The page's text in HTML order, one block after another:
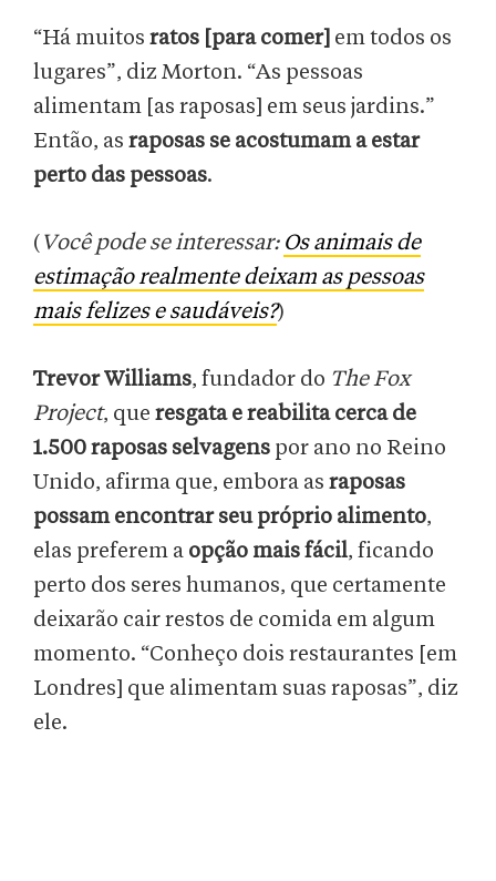
“Há muitos ratos [para comer] em todos os
lugares”, diz Morton. “As pessoas
alimentam [as raposas] em seus jardins.”
Então, as raposas se acostumam a estar
perto das pessoas.
( Você pode se interessar: Os animais de
estimação realmente deixam as pessoas
mais felizes e saudáveis?)
Trevor Williams, fundador do The Fox
Project, que resgata e reabilita cerca de
1.500 raposas selvagens por ano no Reino
Unido, afirma que, embora as raposas
possam encontrar seu próprio alimento,
elas preferem a opção mais fácil, ficando
perto dos seres humanos, que certamente
deixarão cair restos de comida em algum
momento. “Conheço dois restaurantes [em
Londres] que alimentam suas raposas”, diz
ele.